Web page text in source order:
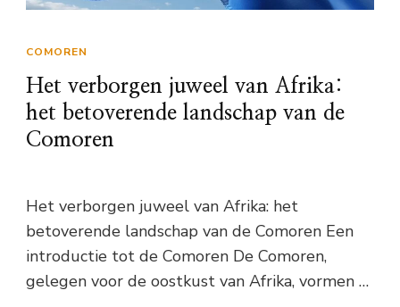
COMOREN
Het verborgen juweel van Afrika:
het betoverende landschap van de
Comoren
Het verborgen juweel van Afrika: het
betoverende landschap van de Comoren Een
introductie tot de Comoren De Comoren,
gelegen voor de oostkust van Afrika, vormen …